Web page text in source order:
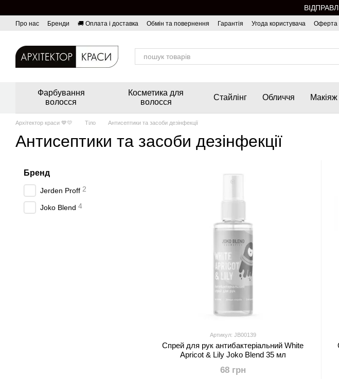
Про нас Бренди 🚚 Оплата і доставка Обмін та повернення Гарантія Угода користувача Оферта
Фарбування
волосся
Косметика для
волосся
Стайлінг Обличчя Макіяж
Архітектор краси 💙💛 Тіло Антисептики та засоби дезінфекції
Антисептики та засоби дезінфекції
Артикул: JB00139
Спрей для рук антибактеріальний White
Apricot & Lily Joko Blend 35 мл
68 грн
Бренд
Jerden Proff 2
Joko Blend 4